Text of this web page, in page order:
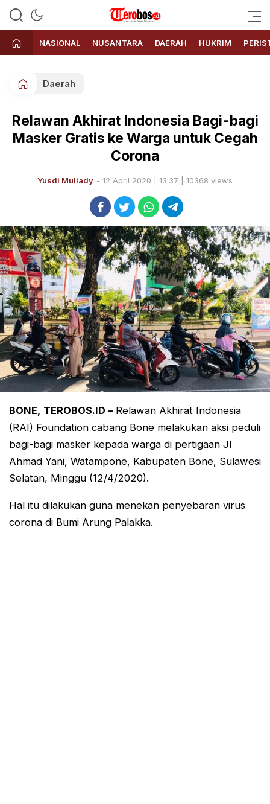
Terobos.id – Kabar terkini dari
Indonesia
Media siber yang menyajikan
berita terbaru dan kabar terkini
dari Indonesia untuk dunia
NASIONAL NUSANTARA DAERAH HUKRIM
Daerah
Relawan Akhirat Indonesia Bagi-bagi
Masker Gratis ke Warga untuk Cegah
Corona
Yusdi Muliady - 12 April 2020 | 13:37 | 10368 views
BONE, TEROBOS.ID – Relawan Akhirat Indonesia
(RAI) Foundation cabang Bone melakukan aksi peduli
bagi-bagi masker kepada warga di pertigaan Jl
Ahmad Yani, Watampone, Kabupaten Bone, Sulawesi
Selatan, Minggu (12/4/2020).
Hal itu dilakukan guna menekan penyebaran virus
corona di Bumi Arung Palakka.